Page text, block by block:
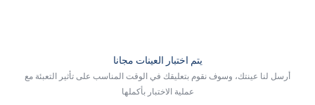
يتم اختبار العينات مجانا
أرسل لنا عينتك، وسوف نقوم بتعليقك في الوقت المناسب على تأثير التعبئة مع
عملية الاختبار بأكملها